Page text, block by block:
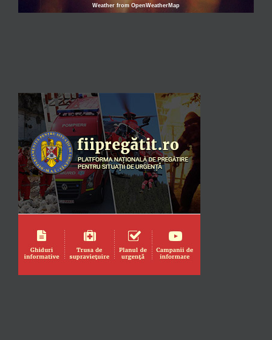
Weather from OpenWeatherMap